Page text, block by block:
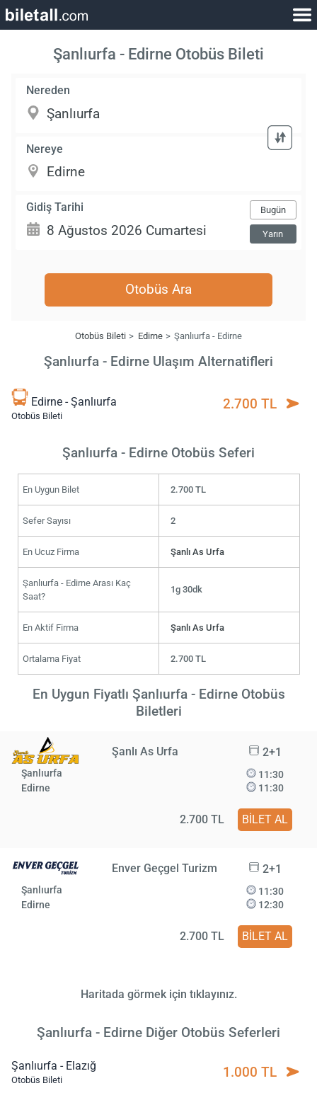
Şanlıurfa - Edirne Otobüs Bileti
Nereden
Nereye
Gidiş Tarihi Bugün
Yarın
Otobüs Ara
Otobüs Bileti Edirne Şanlıurfa - Edirne
Şanlıurfa - Edirne Ulaşım Alternatifleri
Edirne - Şanlıurfa
Otobüs Bileti
2.700 TL
Şanlıurfa - Edirne Otobüs Seferi
En Uygun Bilet 2.700 TL
Sefer Sayısı 2
En Ucuz Firma Şanlı As Urfa
Şanlıurfa - Edirne Arası Kaç
Saat?
1g 30dk
En Aktif Firma Şanlı As Urfa
Ortalama Fiyat 2.700 TL
En Uygun Fiyatlı Şanlıurfa - Edirne Otobüs
Biletleri
Şanlı As Urfa 2+1
Şanlıurfa
Edirne
11:30
11:30
2.700 TL BİLET AL
Enver Geçgel Turizm 2+1
Şanlıurfa
Edirne
11:30
12:30
2.700 TL BİLET AL
Haritada görmek için tıklayınız.
Şanlıurfa - Edirne Diğer Otobüs Seferleri
Şanlıurfa - Elazığ
Otobüs Bileti 1.000 TL